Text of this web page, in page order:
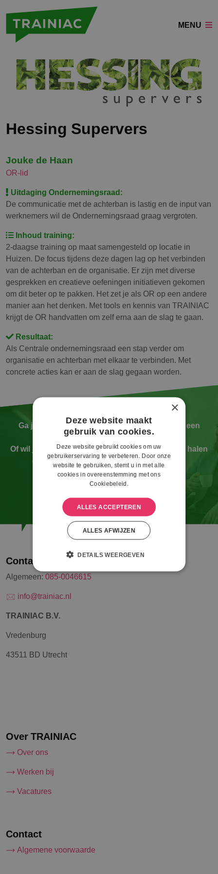
MENU
Hessing Supervers
Jouke de Haan
OR-lid
Uitdaging Ondernemingsraad:
De communicatie met de achterban is lastig en de input van
werknemers wil de Ondernemingsraad graag vergroten.
Inhoud training:
2-daagse training op maat samengesteld op locatie in
Huizen. De focus tijdens deze dagen lag op het verbinden
van de achterban en de organisatie. Er zijn met diverse
gesprekken en creatieve oefeningen initiatieven gekomen
om dit beter op te pakken. Het zet je als OR op een andere
manier aan het denken. Met tools en kennis van TRAINIAC
krijgt de OR handvatten om zelf erna aan de slag te gaan.
Resultaat:
Als Centrale ondernemingsraad een stap verder om
organisatie en achterban met elkaar te verbinden. Met
concrete acties kan er aan de slag gegaan worden.
Ga je een OR oprichten? Wil je als nieuwe OR een
goede start maken?
Of wil je als bestaande OR het beste naar boven halen
om zo de waarde van de OR te verhogen?
Wij helpen je graag verder!
Contact
Algemeen: 085-0046615
info@trainiac.nl
TRAINIAC B.V.
Vredenburg
43511 BD Utrecht
Over TRAINIAC
Over ons
Werken bij
Vacatures
Contact
Algemene voorwaarde
×
Deze website maakt
gebruik van cookies.
Deze website gebruikt cookies om uw
gebruikerservaring te verbeteren. Door onze
website te gebruiken, stemt u in met alle
cookies in overeenstemming met ons
Cookiebeleid.
ALLES ACCEPTEREN
ALLES AFWIJZEN
DETAILS WEERGEVEN